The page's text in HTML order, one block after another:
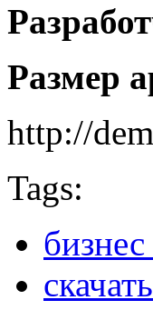
Размер
http://
Tags: